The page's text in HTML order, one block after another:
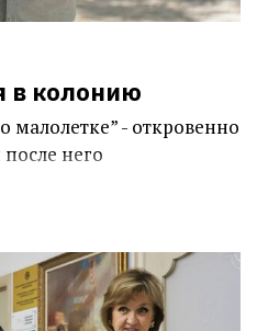
в колонию
- откровенно
него